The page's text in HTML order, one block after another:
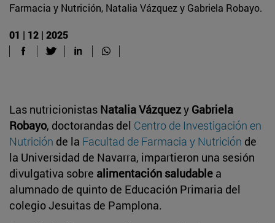
Farmacia y Nutrición, Natalia Vázquez y Gabriela Robayo.
01 | 12 | 2025
Las nutricionistas Natalia Vázquezy Gabriela
Robayo, doctorandas del Centro de Investigación en
Nutrición de la Facultad de Farmacia y Nutrición de
la Universidad de Navarra, impartieron una sesión
divulgativa sobre alimentación saludable a
alumnado de quinto de Educación Primaria del
colegio Jesuitas de Pamplona.